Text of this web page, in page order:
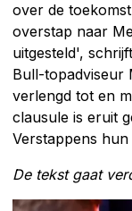
over de
overstap naar
uitgesteld',
Bull-topadviseur
verlengd tot en
clausule is eruit
Verstappens
De tekst gaat